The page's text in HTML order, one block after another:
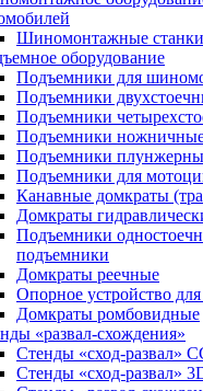
Шиномонтажные станки
оборудование
Подъемники для
Подъемники
Подъемники
Подъемники
Подъемники
Подъемники для
Канавные домкраты
Домкраты
Подъемники
подъемники
Домкраты реечные
Опорное устройство
Домкраты ромбовидные
«развал-схождения»
Стенды «сход-развал»
Стенды «сход-развал»